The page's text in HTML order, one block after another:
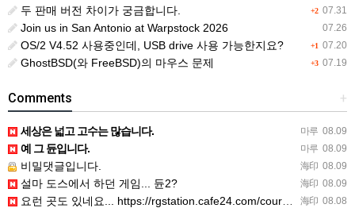
+2 07.31
두 판매 버전 차이가 궁금합니다.
07.26
Join us in San Antonio at Warpstock 2026
+1 07.20
OS/2 V4.52 사용중인데, USB drive 사용 가능한지요?
+3 07.19
GhostBSD(와 FreeBSD)의 마우스 문제
+
Comments
마루 08.09
세상은 넓고 고수는 많습니다.
마루 08.09
예 그 듄입니다.
海印 08.09
비밀댓글입니다.
海印 08.09
설마 도스에서 하던 게임... 듄2?
海印 08.08
요런 곳도 있네요... https://rgstation.cafe24.com/course_tip/306500